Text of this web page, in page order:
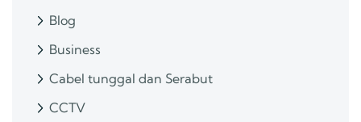
Blog
Business
Cabel tunggal dan Serabut
CCTV